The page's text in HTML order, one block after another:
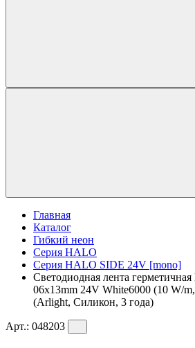
Главная
Каталог
Гибкий неон
Серия HALO
Серия HALO SIDE 24V [mono]
Светодиодная лента
06x13mm 24V White6000 (10 W/
(Arlight, Силикон, 3 года)
Арт.: 048203